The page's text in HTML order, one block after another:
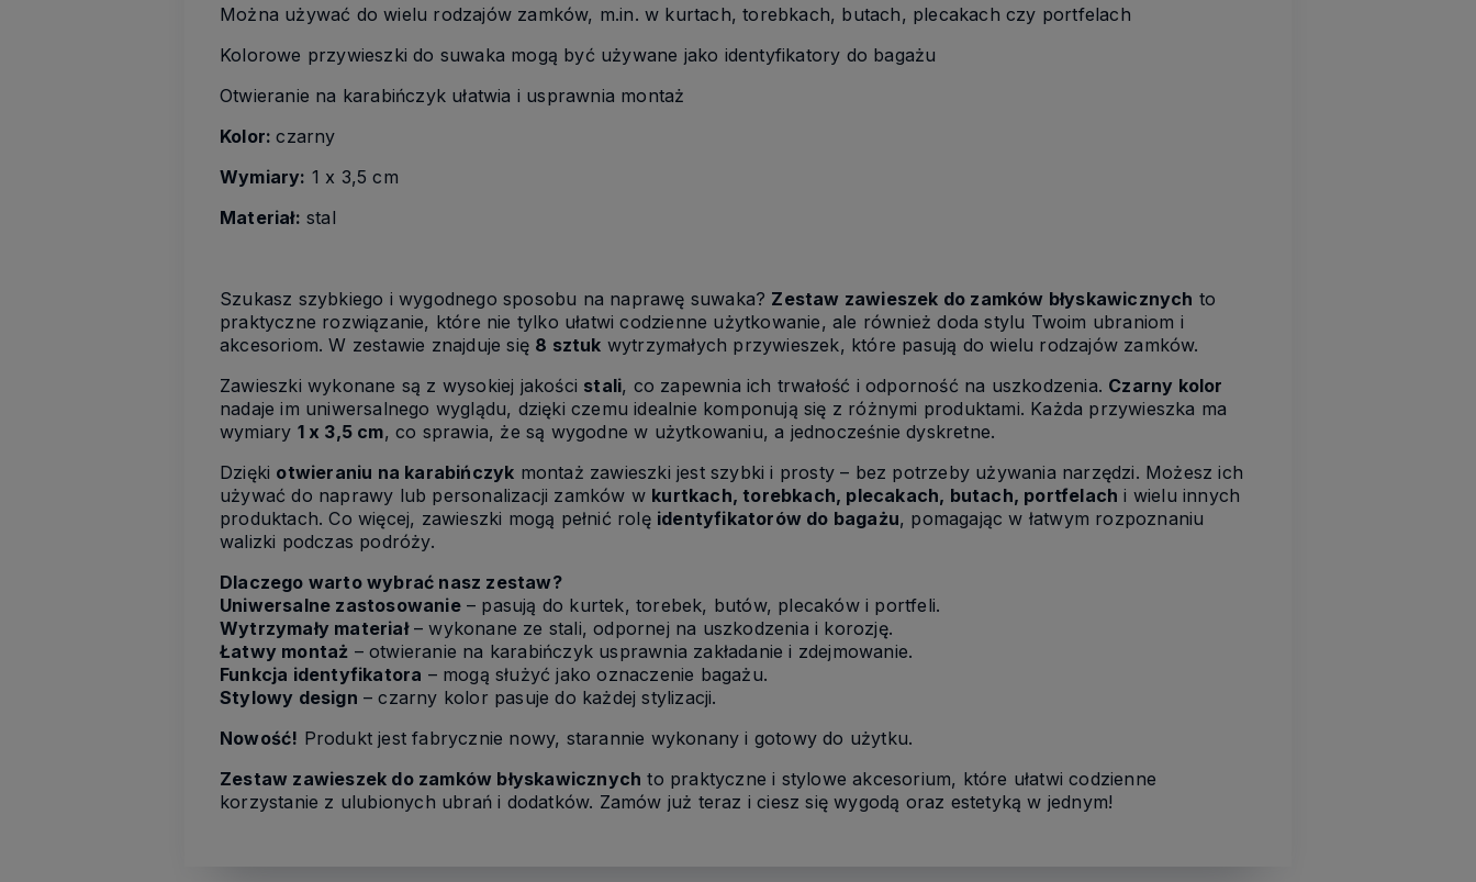
Można używać do wielu rodzajów zamków, m.in. w kurtach, torebkach, butach, plecakach czy portfelach
Kolorowe przywieszki do suwaka mogą być używane jako identyfikatory do bagażu
Otwieranie na karabińczyk ułatwia i usprawnia montaż
Kolor:czarny
Wymiary: 1 x 3,5 cm
Materiał: stal
Szukasz szybkiego i wygodnego sposobu na naprawę suwaka? Zestaw zawieszek do zamków błyskawicznych to
praktyczne rozwiązanie, które nie tylko ułatwi codzienne użytkowanie, ale również doda stylu Twoim ubraniom i
akcesoriom. W zestawie znajduje się 8 sztuk wytrzymałych przywieszek, które pasują do wielu rodzajów zamków.
Zawieszki wykonane są z wysokiej jakości stali, co zapewnia ich trwałość i odporność na uszkodzenia. Czarny kolor
nadaje im uniwersalnego wyglądu, dzięki czemu idealnie komponują się z różnymi produktami. Każda przywieszka ma
wymiary 1 x 3,5 cm, co sprawia, że są wygodne w użytkowaniu, a jednocześnie dyskretne.
Dzięki otwieraniu na karabińczyk montaż zawieszki jest szybki i prosty – bez potrzeby używania narzędzi. Możesz ich
używać do naprawy lub personalizacji zamków w kurtkach, torebkach, plecakach, butach, portfelach i wielu innych
produktach. Co więcej, zawieszki mogą pełnić rolę identyfikatorów do bagażu, pomagając w łatwym rozpoznaniu
walizki podczas podróży.
Dlaczego warto wybrać nasz zestaw?
Uniwersalne zastosowanie– pasują do kurtek, torebek, butów, plecaków i portfeli.
Wytrzymały materiał– wykonane ze stali, odpornej na uszkodzenia i korozję.
Łatwy montaż – otwieranie na karabińczyk usprawnia zakładanie i zdejmowanie.
Funkcja identyfikatora – mogą służyć jako oznaczenie bagażu.
Stylowy design – czarny kolor pasuje do każdej stylizacji.
Nowość! Produkt jest fabrycznie nowy, starannie wykonany i gotowy do użytku.
Zestaw zawieszek do zamków błyskawicznych to praktyczne i stylowe akcesorium, które ułatwi codzienne
korzystanie z ulubionych ubrań i dodatków. Zamów już teraz i ciesz się wygodą oraz estetyką w jednym!